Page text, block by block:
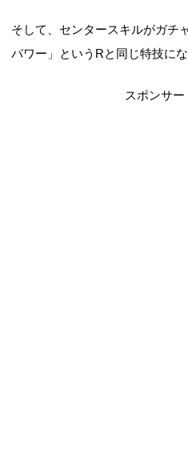
そして、センタースキルがガチ
パワー」というRと同じ特技にな
スポンサー